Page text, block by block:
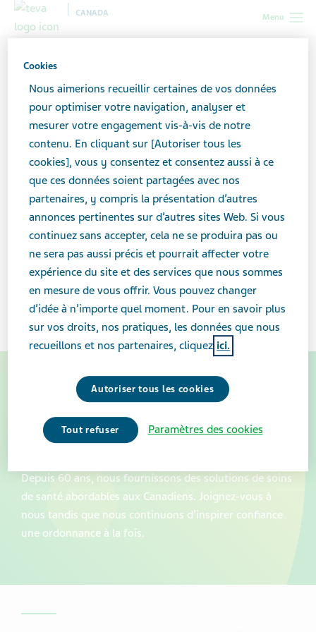
Menu
CANADA
Joignez-vous à l’équipe de Teva
Canada
Depuis 60 ans, nous fournissons des solutions de soins
de santé abordables aux Canadiens. Joignez-vous à
nous tandis que nous continuons d’inspirer confiance
une ordonnance à la fois.
Cookies
Nous aimerions recueillir certaines de vos données
pour optimiser votre navigation, analyser et
mesurer votre engagement vis-à-vis de notre
contenu. En cliquant sur [Autoriser tous les
cookies], vous y consentez et consentez aussi à ce
que ces données soient partagées avec nos
partenaires, y compris la présentation d’autres
annonces pertinentes sur d’autres sites Web. Si vous
continuez sans accepter, cela ne se produira pas ou
ne sera pas aussi précis et pourrait affecter votre
expérience du site et des services que nous sommes
en mesure de vous offrir. Vous pouvez changer
d’idée à n’importe quel moment. Pour en savoir plus
sur vos droits, nos pratiques, les données que nous
recueillons et nos partenaires, cliquez ici.
Autoriser tous les cookies
Tout refuser Paramètres des cookies